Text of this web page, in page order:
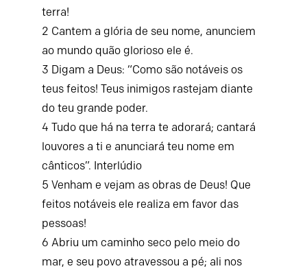
terra!
2 Cantem a glória de seu nome, anunciem
ao mundo quão glorioso ele é.
3 Digam a Deus: “Como são notáveis os
teus feitos! Teus inimigos rastejam diante
do teu grande poder.
4 Tudo que há na terra te adorará; cantará
louvores a ti e anunciará teu nome em
cânticos”. Interlúdio
5 Venham e vejam as obras de Deus! Que
feitos notáveis ele realiza em favor das
pessoas!
6 Abriu um caminho seco pelo meio do
mar, e seu povo atravessou a pé; ali nos